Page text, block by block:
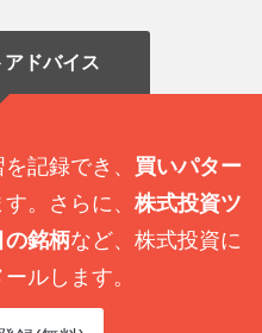
ドバイス
記録でき、 買いパター
。さらに、 株式投資ツ
の銘柄など、株式投資に
ルします。